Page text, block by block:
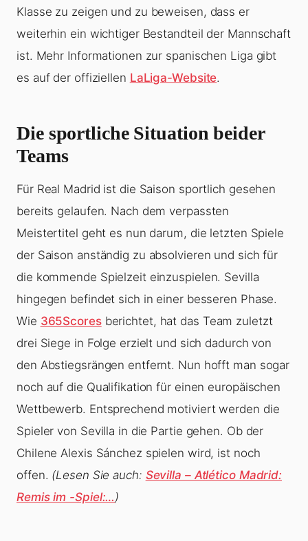
Klasse zu zeigen und zu beweisen, dass er
weiterhin ein wichtiger Bestandteil der Mannschaft
ist. Mehr Informationen zur spanischen Liga gibt
es auf der offiziellen LaLiga-Website.
Die sportliche Situation beider
Teams
Für Real Madrid ist die Saison sportlich gesehen
bereits gelaufen. Nach dem verpassten
Meistertitel geht es nun darum, die letzten Spiele
der Saison anständig zu absolvieren und sich für
die kommende Spielzeit einzuspielen. Sevilla
hingegen befindet sich in einer besseren Phase.
Wie 365Scoresberichtet, hat das Team zuletzt
drei Siege in Folge erzielt und sich dadurch von
den Abstiegsrängen entfernt. Nun hofft man sogar
noch auf die Qualifikation für einen europäischen
Wettbewerb. Entsprechend motiviert werden die
Spieler von Sevilla in die Partie gehen. Ob der
Chilene Alexis Sánchez spielen wird, ist noch
offen. (Lesen Sie auch: Sevilla – Atlético Madrid:
Remis im -Spiel:…)